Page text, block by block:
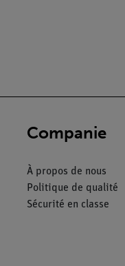
Companie
À propos de nous
Politique de qualité
Sécurité en classe